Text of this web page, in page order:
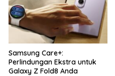
Samsung Care+:
Perlindungan Ekstra untuk
Galaxy Z Fold8 Anda